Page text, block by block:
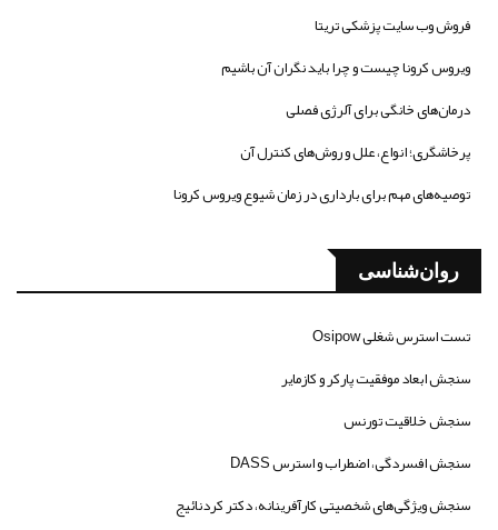
فروش وب سایت پزشکی تریتا
ویروس کرونا چیست و چرا باید نگران آن باشیم
درمان‌های خانگی برای آلرژی فصلی
پرخاشگری؛ انواع، علل و روش‌های کنترل آن
توصیه‌های مهم برای بارداری در زمان شیوع ویروس کرونا
روان‌شناسی
تست استرس شغلی Osipow
سنجش ابعاد موفقیت پارکر و کازمایر
سنجش خلاقیت تورنس
سنجش افسردگی، اضطراب و استرس DASS
سنجش ویژگی‌های شخصیتی کارآفرینانه، دکتر کردنائیج